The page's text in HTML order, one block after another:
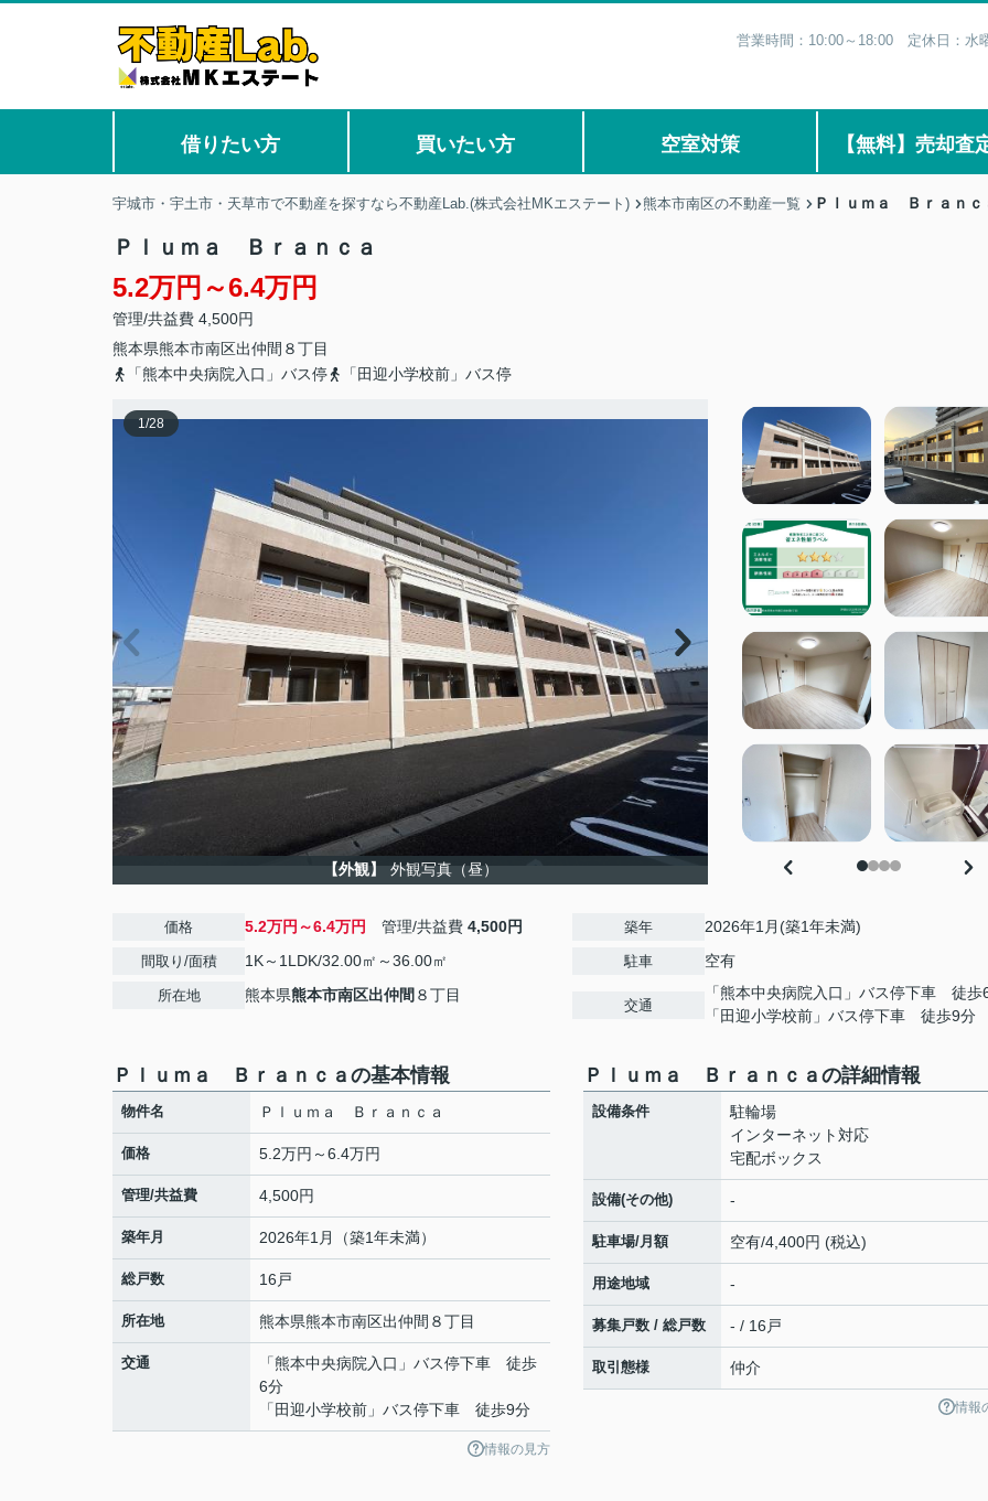
営業時間：10:00～18:00 定休日：水
借りたい方 買いたい方 空室対策 【無料】売却査
宇城市・宇土市・天草市で不動産を探すなら不動産Lab.(株式会社MKエステート) 熊本市南区の不動産一覧 Ｐｌｕｍａ Ｂｒａｎｃ
Ｐｌｕｍａ Ｂｒａｎｃａ
5.2万円～6.4万円
管理/共益費 4,500円
熊本県熊本市南区出仲間 ８丁目
「熊本中央病院入口」バス停
「田迎小学校前」バス停
1/28
【外観】 外観写真（昼）
価格 5.2万円～6.4万円 管理/共益費 4,500円
間取り/面積 1K～1LDK/32.00㎡～36.00㎡
所在地 熊本県熊本市南区出仲間 ８丁目
築年 2026年1月(築1年未満)
駐車 空有
交通
「熊本中央病院入口」バス停下車 徒歩
「田迎小学校前」バス停下車 徒歩9分
Ｐｌｕｍａ Ｂｒａｎｃａの基本情報
物件名 Ｐｌｕｍａ Ｂｒａｎｃａ
価格 5.2万円～6.4万円
管理/共益費 4,500円
築年月 2026年1月（築1年未満）
総戸数 16戸
所在地 熊本県熊本市南区出仲間 ８丁目
交通
「熊本中央病院入口」バス停下車 徒歩
6分
「田迎小学校前」バス停下車 徒歩9分
情報の見方
Ｐｌｕｍａ Ｂｒａｎｃａの詳細情報
設備条件
駐輪場
インターネット対応
宅配ボックス
設備(その他) -
駐車場/月額 空有/4,400円 (税込)
用途地域 -
募集戸数 / 総戸数 - / 16戸
取引態様 仲介
情報